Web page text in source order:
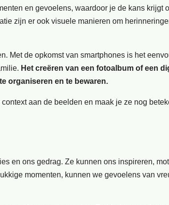
en gevoelens, waardoor je de kans krijgt
zijn er ook visuele manieren om
Met de opkomst van smartphones is het
Het creëren van een fotoalbum of een
organiseren en te bewaren.
aan de beelden en maak je ze nog
en ons gedrag. Ze kunnen ons inspireren,
momenten, kunnen we gevoelens van